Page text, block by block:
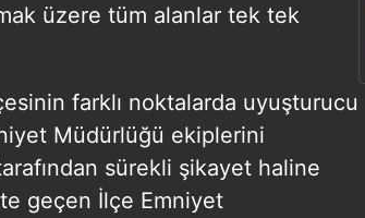
üzere tüm alanlar tek tek
farklı noktalarda uyuşturucu
Müdürlüğü ekiplerini
sürekli şikayet haline
geçen İlçe Emniyet